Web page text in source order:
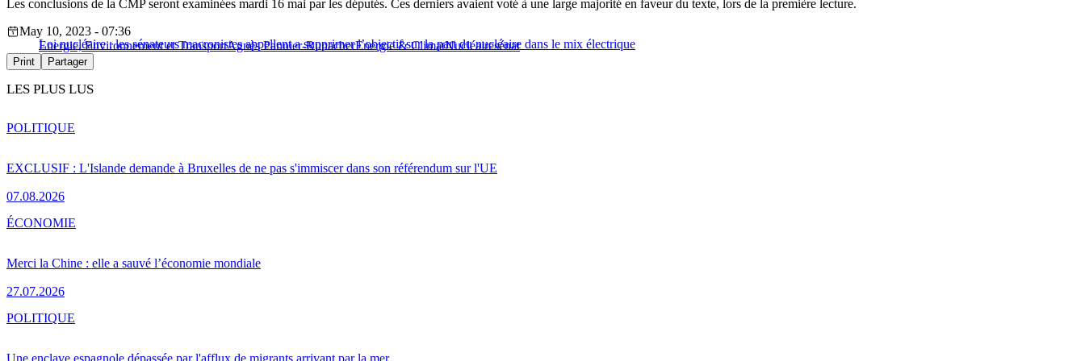
Les conclusions de la CMP seront examinées mardi 16 mai par les députés. Ces derniers avaient voté à une large majorité en faveur du texte, lors de la première lecture.
Loi nucléaire : les sénateurs macronistes appellent a supprimer l’objectif sur la part du nucléaire dans le mix électrique
May 10, 2023 - 07:36
Energie, Environnement et TransportAgnès Pannier-RunacherEnergie & ClimatNucléairesénat
Print Partager
LES PLUS LUS
EXCLUSIF : L'Islande demande à Bruxelles de ne pas s'immiscer dans son référendum sur l'UE
07.08.2026
POLITIQUE
Merci la Chine : elle a sauvé l’économie mondiale
27.07.2026
ÉCONOMIE
POLITIQUE